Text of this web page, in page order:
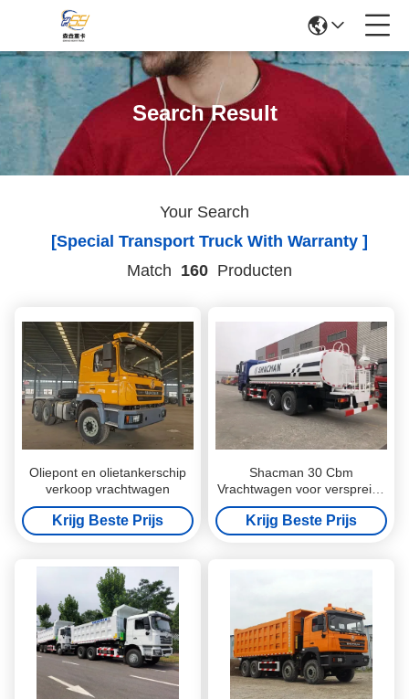
Search Result
Your Search
[special Transport Truck With Warranty ]
Match 160Producten
Oliepont en olietankerschip
verkoop vrachtwagen
Krijg Beste Prijs
Shacman 30 Cbm
Vrachtwagen voor verspreide
as
Krijg Beste Prijs